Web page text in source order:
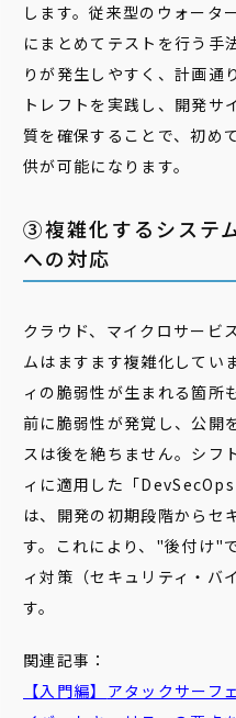
します。従来型のウォータ
にまとめてテストを行う手
りが発生しやすく、計画通
トレフトを実践し、開発サ
質を確保することで、初め
供が可能になります。
③複雑化するシステ
への対応
クラウド、マイクロサービ
ムはますます複雑化してい
ィの脆弱性が生まれる箇所
前に脆弱性が発覚し、公開
スは後を絶ちません。シフ
ィに適用した「
は、開発の初期段階からセ
す。これにより、"後付け"
ィ対策（セキュリティ・バ
す。
関連記事：
【入門編】 アタックサーフ